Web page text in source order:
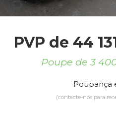
PVP de 44
Poupe de 3
Poupança
(contacte-nos para